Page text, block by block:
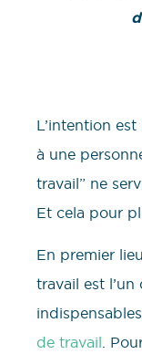
L’intention
à une
travail” ne
Et cela pour
En premier
travail est
de travail.